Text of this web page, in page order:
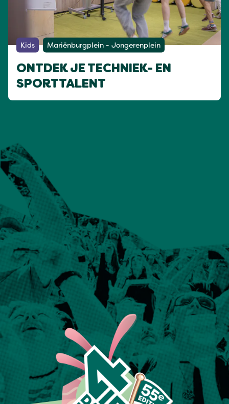
Kids Mariënburgplein - Jongerenplein
ONTDEK JE TECHNIEK- EN
SPORTTALENT